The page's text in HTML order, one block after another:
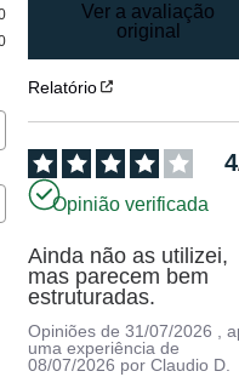
Ver a avaliação
original
Relatório
4
Opinião verificada
Ainda não as utilizei,
mas parecem bem
estruturadas.
Opiniões de31/07/2026
,
uma experiência de
08/07/2026 porClaudio D.